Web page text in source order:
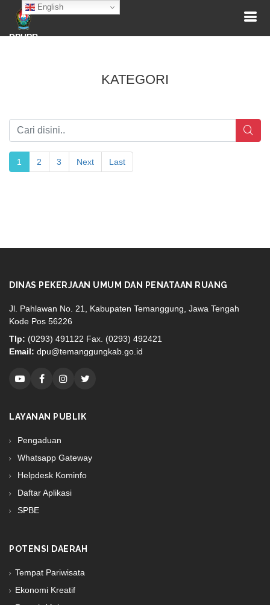
English
DPUPR
KATEGORI
1 2 3 Next Last
DINAS PEKERJAAN UMUM DAN PENATAAN RUANG
Jl. Pahlawan No. 21, Kabupaten Temanggung, Jawa Tengah
Kode Pos 56226
Tlp: (0293) 491122 Fax. (0293) 492421
Email: dpu@temanggungkab.go.id
LAYANAN PUBLIK
Pengaduan
Whatsapp Gateway
Helpdesk Kominfo
Daftar Aplikasi
SPBE
POTENSI DAERAH
Tempat Pariwisata
Ekonomi Kreatif